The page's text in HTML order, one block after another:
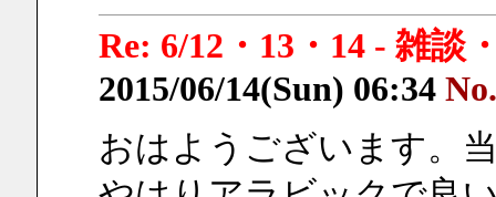
Re: 6/12・13・14 - 雑談
2015/06/14(Sun) 06:34
おはようございます。